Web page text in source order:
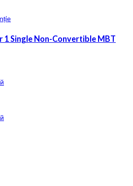
1 Single Non-Convertible MBT